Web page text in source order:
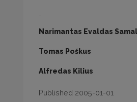
-
Narimantas Evaldas
Tomas Poškus
Alfredas Kilius
Published 2005-01-01